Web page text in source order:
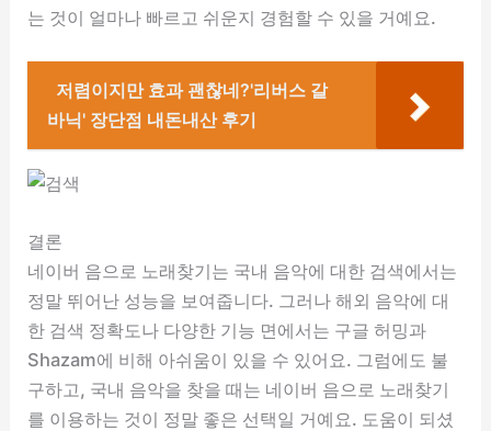
는 것이 얼마나 빠르고 쉬운지 경험할 수 있을 거예요.
저렴이지만 효과 괜찮네?'리버스 갈
바닉' 장단점 내돈내산 후기
결론
네이버 음으로 노래찾기는 국내 음악에 대한 검색에서는
정말 뛰어난 성능을 보여줍니다. 그러나 해외 음악에 대
한 검색 정확도나 다양한 기능 면에서는 구글 허밍과
Shazam에 비해 아쉬움이 있을 수 있어요. 그럼에도 불
구하고, 국내 음악을 찾을 때는 네이버 음으로 노래찾기
를 이용하는 것이 정말 좋은 선택일 거예요. 도움이 되셨